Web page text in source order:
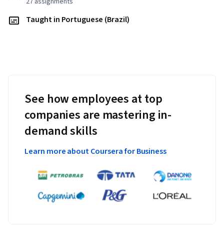
Taught in Portuguese (Brazil)
See how employees at top
companies are mastering in-
demand skills
Learn more about Coursera for Business